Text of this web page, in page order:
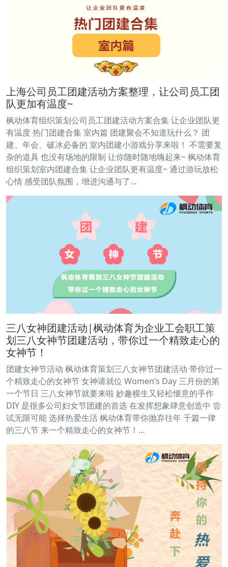
上海公司员工团建活动方案整理，让公司员工团
队更加有温度~
枫动体育组织策划公司员工团建活动方案合集 让企业团队更
有温度 热门团建合集 室内篇 团建聚会不知道玩什么？ 团
建、年会、破冰必备的 室内团建小游戏分享来啦！ 不需要复
杂的道具 也没有场地的限制 让你随时随地嗨起来~ 枫动体育
组织策划室内团建合集 让企业团队更有温度~ 通过游玩放松
心情 感受团队氛围，增进沟通与了…
三八女神团建活动|枫动体育为企业工会职工策
划三八女神节团建活动，带你过一个精致走心的
女神节！
团建女神节活动 枫动体育策划三八女神节团建活动 带你过一
个精致走心的女神节 女神请就位 Women’s Day 三月份的第
一个节日 三八女神节就要来啦 妙趣横生又轻松惬意的手作
DIY 是很多公司妇女节团建的首选 在发挥想象肆意创造中 尝
试无限可能 选择热爱生活 枫动体育带你抛弃往年 千篇一律
的三八节 来一个精致走心的女神节！…